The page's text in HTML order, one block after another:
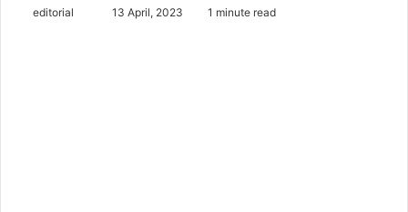
editorial
Send13 April, 2023 1 minute read